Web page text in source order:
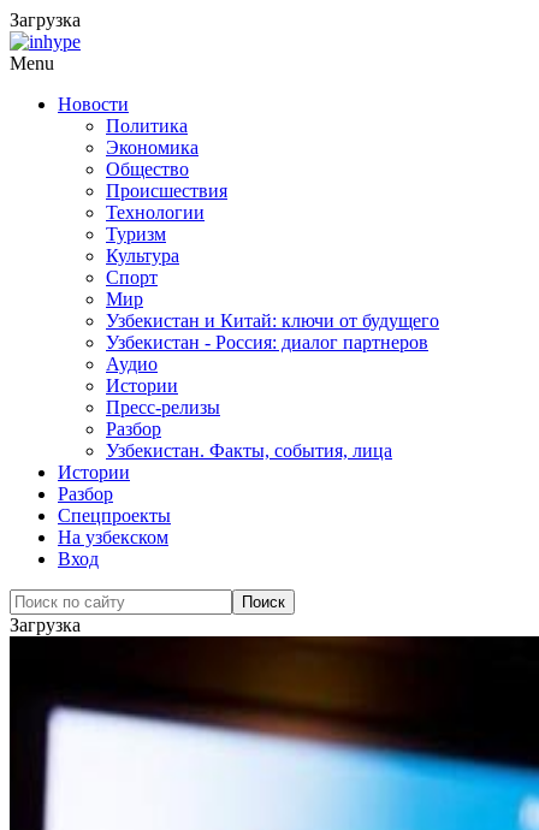
Загрузка
Menu
Новости
Политика
Экономика
Общество
Происшествия
Технологии
Туризм
Культура
Спорт
Мир
Узбекистан и Китай: ключи от будущего
Узбекистан - Россия: диалог партнеров
Аудио
Истории
Пресс-релизы
Разбор
Узбекистан. Факты, события, лица
Истории
Разбор
Спецпроекты
На узбекском
Вход
Загрузка